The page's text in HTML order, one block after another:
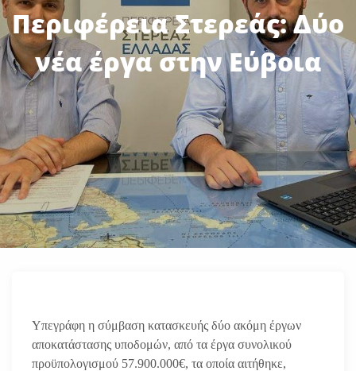
Περιφέρεια Στερεάς: Δύο
νέα έργα στην Εύβοια
Υπεγράφη η σύμβαση κατασκευής δύο ακόμη έργων
αποκατάστασης υποδομών, από τα έργα συνολικού
προϋπολογισμού 57.900.000€, τα οποία αιτήθηκε,